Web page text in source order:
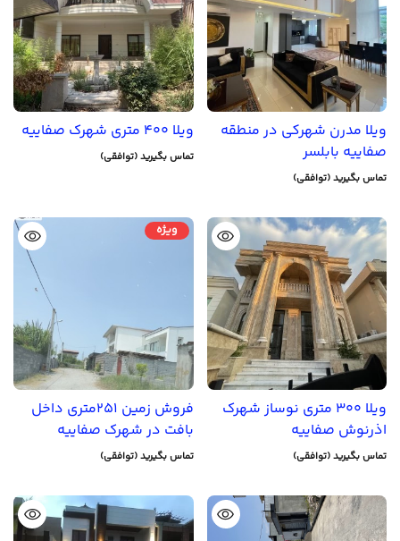
ویلا مدرن شهرکی در منطقه
صفاییه بابلسر
تماس بگیرید (توافقی)
ویلا 400 متری شهرک صفاییه
تماس بگیرید (توافقی)
ویلا 300 متری نوساز شهرک
اذرنوش صفاییه
تماس بگیرید (توافقی)
ویژه
فروش زمین 251متری داخل
بافت در شهرک صفاییه
تماس بگیرید (توافقی)